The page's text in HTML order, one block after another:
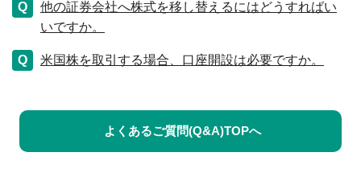
他の証券会社へ株式を移し替えるにはどうすればい
いですか。
米国株を取引する場合、口座開設は必要ですか。
よくあるご質問(Q&A)TOPへ